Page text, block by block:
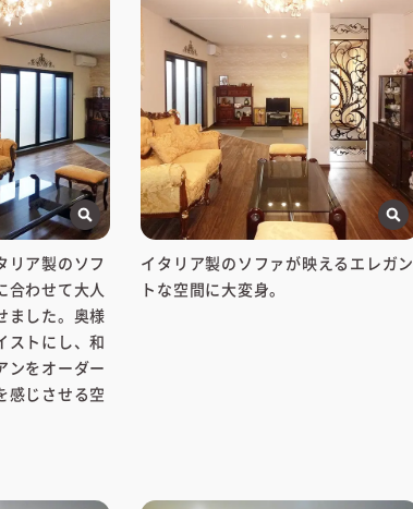
リア製のソフ
合わせて大人
ました。奥様
ストにし、和
ンをオーダー
感じさせる空
イタリア製のソファが映えるエレガン
トな空間に大変身。